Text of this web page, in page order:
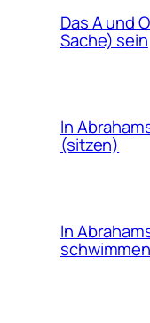
Das A und
Sache) sein
In
(sitzen)
In
schwimmen